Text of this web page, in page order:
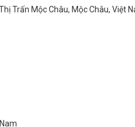
Trấn Mộc Châu, Mộc Châu, Việt